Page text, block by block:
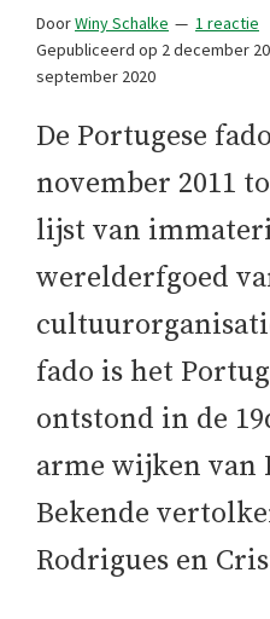
DoorWiny Schalke
1 reactie
Gepubliceerd op 2 december
september 2020
De Portugese
november 2011
lijst van
werelderfgoed
fado is het
ontstond in de
arme wijken van
Bekende
Rodrigues en